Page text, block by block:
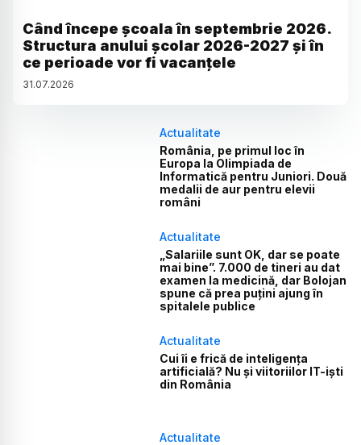
Când începe școala în septembrie 2026.
Structura anului școlar 2026-2027 și în
ce perioade vor fi vacanțele
31.07.2026
Actualitate
România, pe primul loc în
Europa la Olimpiada de
Informatică pentru Juniori. Două
medalii de aur pentru elevii
români
Actualitate
„Salariile sunt OK, dar se poate
mai bine”. 7.000 de tineri au dat
examen la medicină, dar Bolojan
spune că prea puțini ajung în
spitalele publice
Actualitate
Cui îi e frică de inteligența
artificială? Nu și viitoriilor IT-iști
din România
Actualitate